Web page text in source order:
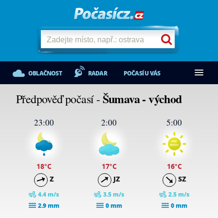
OBLAČNOST RADAR POČASÍ U VÁS
Předpověď počasí -Šumava - východ
23:00
18°C
Z
4.4 m/s
2.9 mm
2:00
17°C
JZ
3.5 m/s
0 mm
5:00
16°C
SZ
2.5 m/s
0 mm